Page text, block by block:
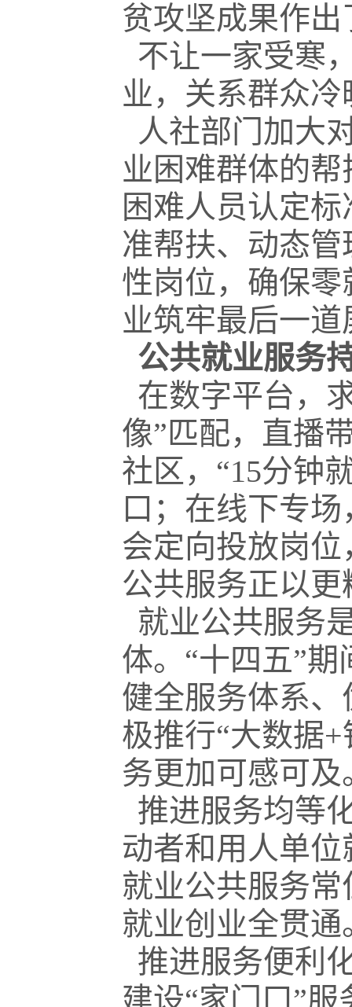
贫攻坚成果作
不让一家受寒
业，关系群众
人社部门加大
业困难群体的
困难人员认定
准帮扶、动态
性岗位，确保
业筑牢最后一道
公共就业服务
在数字平台，
像”匹配，直播
社区，“15分钟
口；在线下专
会定向投放岗
公共服务正以
就业公共服务
体。“十四五”
健全服务体系
极推行“大数据
务更加可感可及
推进服务均等
动者和用人单
就业公共服务
就业创业全贯通
推进服务便利
建设“家门口”